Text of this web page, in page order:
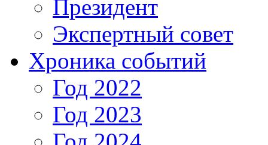
Президент
Экспертный совет
Хроника событий
Год 2022
Год 2023